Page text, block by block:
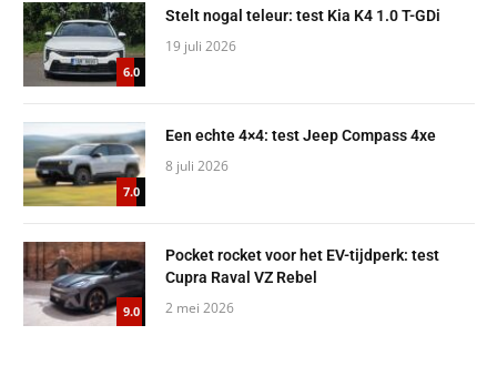
6.0
Stelt nogal teleur: test Kia K4 1.0 T-GDi
19 juli 2026
7.0
Een echte 4×4: test Jeep Compass 4xe
8 juli 2026
9.0
Pocket rocket voor het EV-tijdperk: test
Cupra Raval VZ Rebel
2 mei 2026